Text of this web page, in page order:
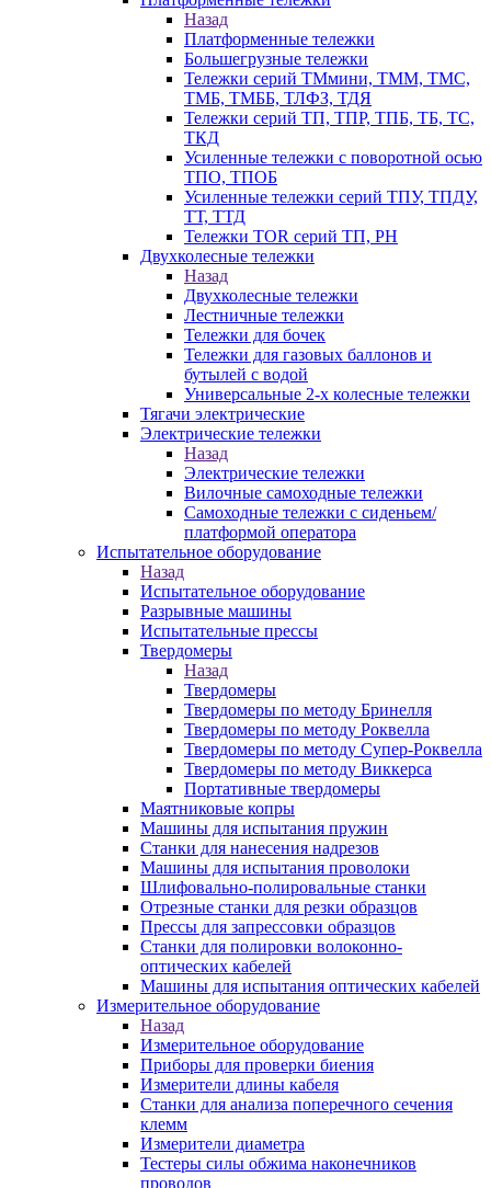
Назад
Платформенные тележки
Большегрузные тележки
Тележки серий ТМмини, ТММ, ТМС,
ТМБ, ТМББ, ТЛФЗ, ТДЯ
Тележки серий ТП, ТПР, ТПБ, ТБ, ТС,
ТКД
Усиленные тележки с поворотной осью
ТПО, ТПОБ
Усиленные тележки серий ТПУ, ТПДУ,
ТТ, ТТД
Тележки TOR серий ТП, PH
Двухколесные тележки
Назад
Двухколесные тележки
Лестничные тележки
Тележки для бочек
Тележки для газовых баллонов и
бутылей с водой
Универсальные 2-х колесные тележки
Тягачи электрические
Электрические тележки
Назад
Электрические тележки
Вилочные самоходные тележки
Самоходные тележки с сиденьем/
платформой оператора
Испытательное оборудование
Назад
Испытательное оборудование
Разрывные машины
Испытательные прессы
Твердомеры
Назад
Твердомеры
Твердомеры по методу Бринелля
Твердомеры по методу Роквелла
Твердомеры по методу Супер-Роквелла
Твердомеры по методу Виккерса
Портативные твердомеры
Маятниковые копры
Машины для испытания пружин
Станки для нанесения надрезов
Машины для испытания проволоки
Шлифовально-полировальные станки
Отрезные станки для резки образцов
Прессы для запрессовки образцов
Станки для полировки волоконно-
оптических кабелей
Машины для испытания оптических кабелей
Измерительное оборудование
Назад
Измерительное оборудование
Приборы для проверки биения
Измерители длины кабеля
Станки для анализа поперечного сечения
клемм
Измерители диаметра
Тестеры силы обжима наконечников
проводов